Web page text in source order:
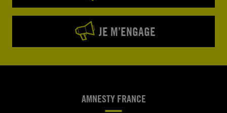
JE M’ENGAGE
AMNESTY FRANCE